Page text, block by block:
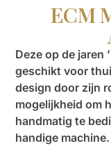
ECM
Deze op de jaren
geschikt voor
design door zijn
mogelijkheid om
handmatig te
handige machine.